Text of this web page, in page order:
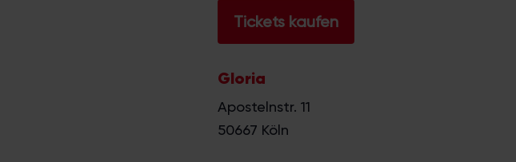
Tickets kaufen
Gloria
Apostelnstr. 11
50667 Köln